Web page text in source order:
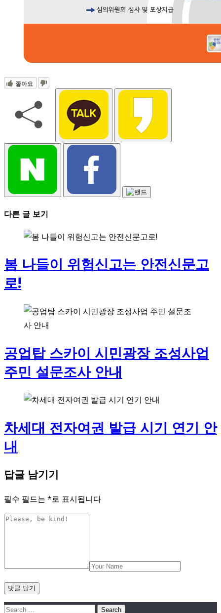
좋아요
다른 글 보기
봄 나들이 위험신고는 안전신문고
로!
공업탑 스카이 시민광장 조성사업
주민 설문조사 안내
차세대 전자여권 발급 시기 연기 안
내
답글 남기기
필수 필드는 *로 표시됩니다
Search